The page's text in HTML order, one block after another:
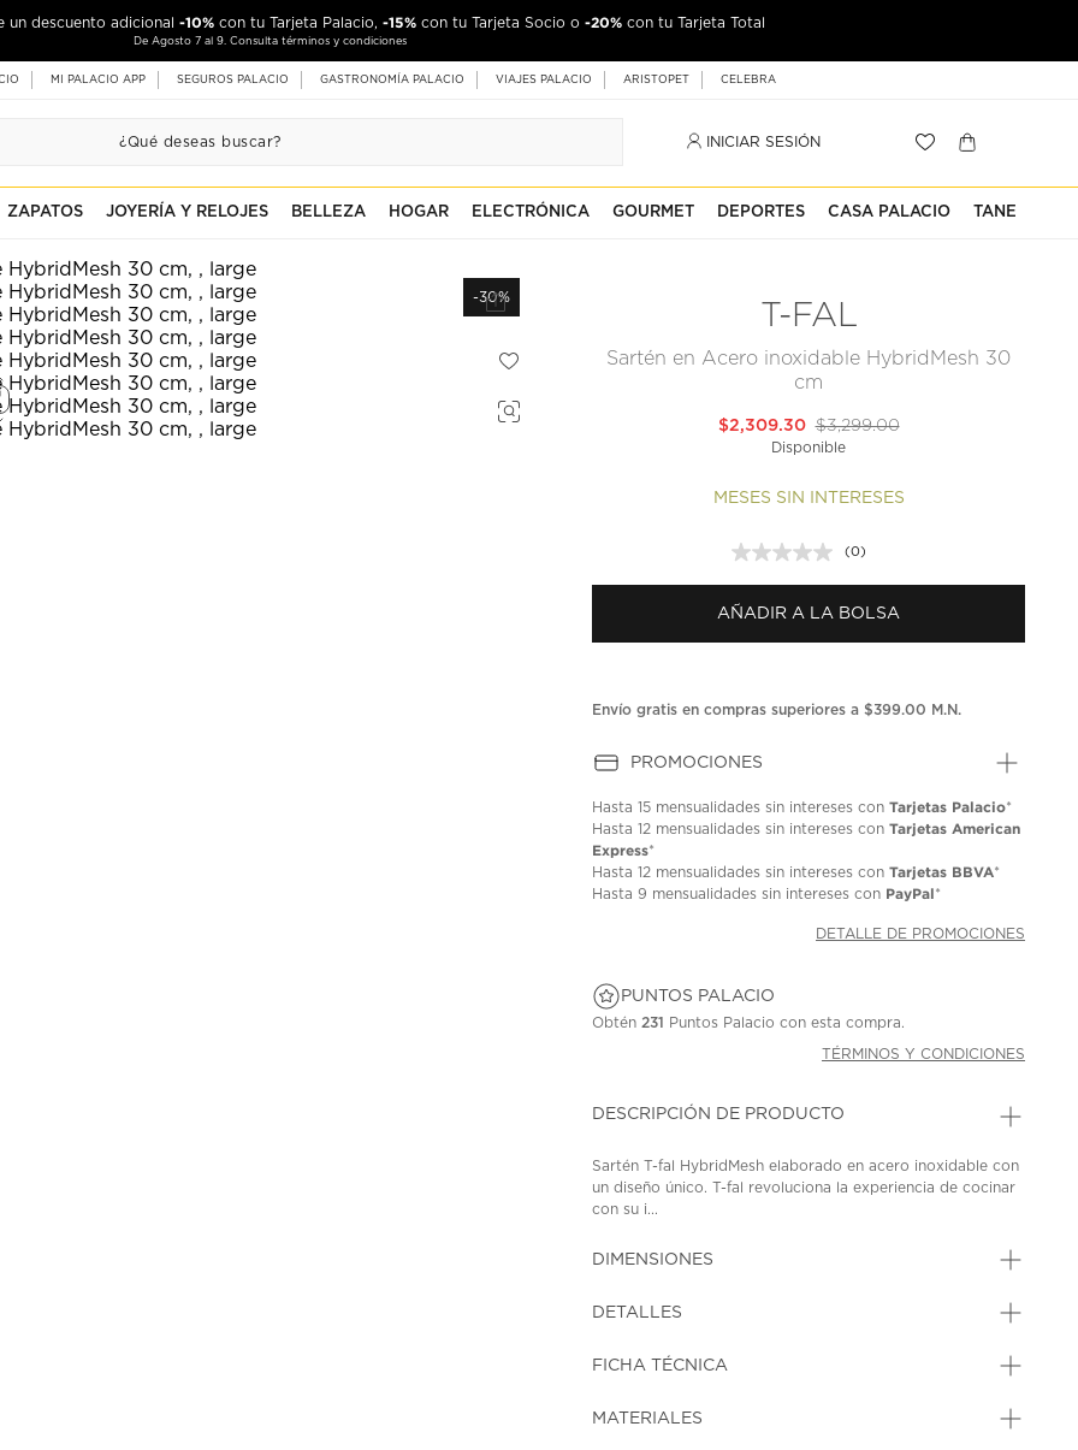
un descuento adicional -10% con tu Tarjeta Palacio, -15% con tu Tarjeta Socio o -20% con tu Tarjeta Total
De Agosto 7 al 9. Consulta términos y condiciones
MI PALACIO APP SEGUROS PALACIO GASTRONOMÍA PALACIO VIAJES PALACIO ARISTOPET CELEBRA
INICIAR SESIÓN
ZAPATOS JOYERÍA Y RELOJES BELLEZA HOGAR ELECTRÓNICA GOURMET DEPORTES CASA PALACIO TANE
-30%
T-FAL
Sartén en Acero inoxidable HybridMesh 30
cm
$3,299.00
$2,309.30
Disponible
MESES SIN INTERESES
Sin
puntuación.
en
la
(0)
AÑADIR A LA BOLSA
Envío gratis en compras superiores a $399.00 M.N.
PROMOCIONES
Hasta15 mensualidades sin intereses conTarjetas Palacio*
Hasta12 mensualidades sin intereses conTarjetas American
Express*
Hasta12 mensualidades sin intereses conTarjetas BBVA*
Hasta9 mensualidades sin intereses con PayPal*
DETALLE DE PROMOCIONES
PUNTOS PALACIO
Obtén 231 Puntos Palacio con esta compra.
TÉRMINOS Y CONDICIONES
DESCRIPCIÓN DE PRODUCTO
Sartén T-fal HybridMesh elaborado en acero inoxidable con
un diseño único. T-fal revoluciona la experiencia de cocinar
con su i...
DIMENSIONES
DETALLES
FICHA TÉCNICA
MATERIALES